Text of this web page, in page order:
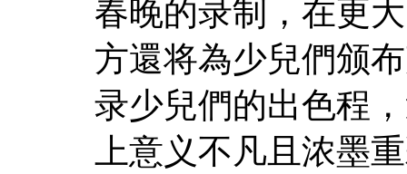
春晚的录制，在更
方還将為少兒們颁
录少兒們的出色程
上意义不凡且浓墨